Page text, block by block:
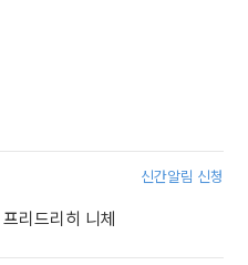
신간알림 신청
프리드리히 니체